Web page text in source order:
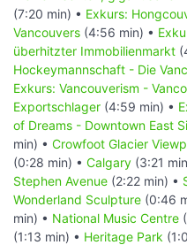
(7:20 min) • Exkurs:
Vancouvers (4:56 min) •
überhitzter Immobilienmarkt
Hockeymannschaft - Die
Exkurs: Vancouverism -
Exportschlager (4:59 min) •
of Dreams - Downtown East
min) • Crowfoot Glacier
(0:28 min) • Calgary (3:21
Stephen Avenue (2:22 min) •
Wonderland Sculpture (0:46
min) • National Music Centre
(1:13 min) • Heritage Park